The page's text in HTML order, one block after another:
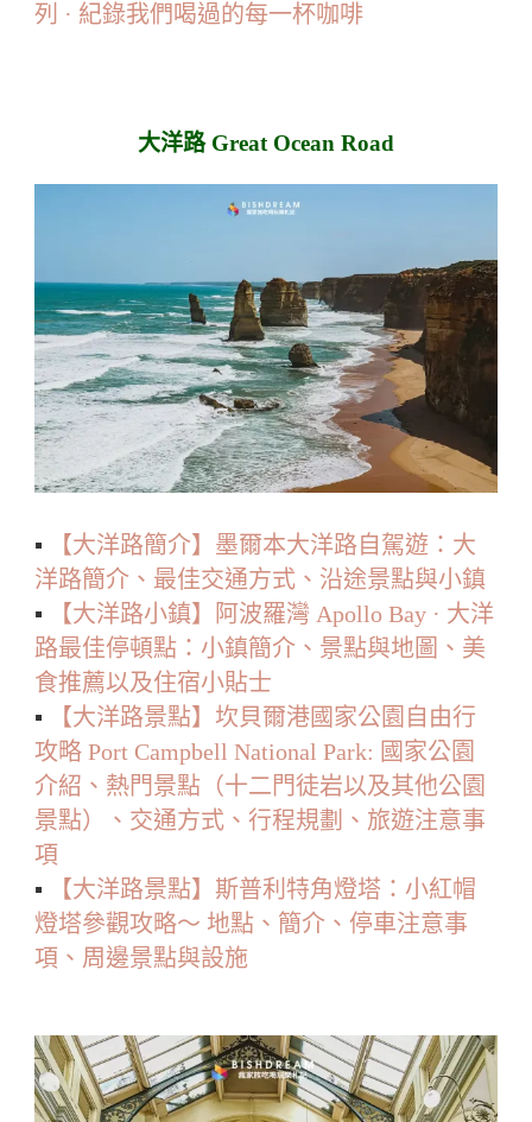
列 · 紀錄我們喝過的每一杯咖啡
大洋路 Great Ocean Road
▪️
【大洋路簡介】墨爾本大洋路自駕遊：大
洋路簡介、最佳交通方式、沿途景點與小鎮
▪️
【大洋路小鎮】阿波羅灣 Apollo Bay · 大洋
路最佳停頓點：小鎮簡介、景點與地圖、美
食推薦以及住宿小貼士
▪️
【大洋路景點】坎貝爾港國家公園自由行
攻略 Port Campbell National Park: 國家公園
介紹、熱門景點（十二門徒岩以及其他公園
景點）、交通方式、行程規劃、旅遊注意事
項
▪️
【大洋路景點】斯普利特角燈塔：小紅帽
燈塔參觀攻略～ 地點、簡介、停車注意事
項、周邊景點與設施